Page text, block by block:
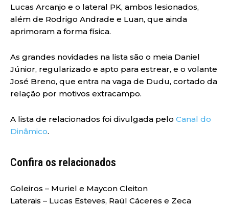
Lucas Arcanjo e o lateral PK, ambos lesionados,
além de Rodrigo Andrade e Luan, que ainda
aprimoram a forma física.
As grandes novidades na lista são o meia Daniel
Júnior, regularizado e apto para estrear, e o volante
José Breno, que entra na vaga de Dudu, cortado da
relação por motivos extracampo.
A lista de relacionados foi divulgada pelo Canal do
Dinâmico.
Confira os relacionados
Goleiros – Muriel e Maycon Cleiton
Laterais – Lucas Esteves, Raúl Cáceres e Zeca